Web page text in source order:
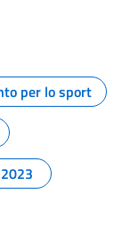
per lo sport